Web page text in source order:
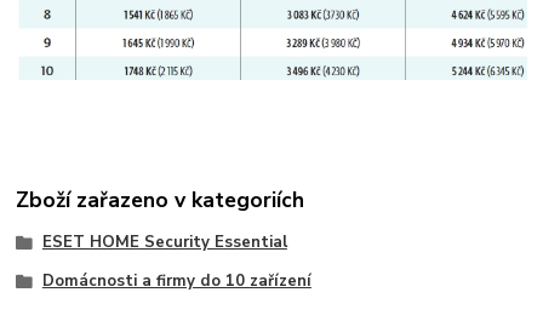
Zboží zařazeno v kategoriích
ESET HOME Security Essential
Domácnosti a firmy do 10 zařízení